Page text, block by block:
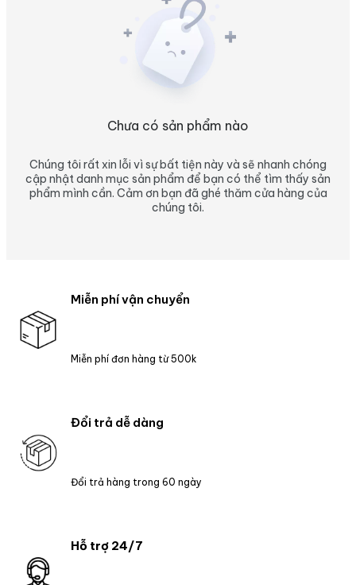
Chưa có sản phẩm nào
Chúng tôi rất xin lỗi vì sự bất tiện này và sẽ nhanh chóng
cập nhật danh mục sản phẩm để bạn có thể tìm thấy sản
phẩm mình cần. Cảm ơn bạn đã ghé thăm cửa hàng của
chúng tôi.
Đổi trả dễ dàng
Đổi trả hàng trong 60 ngày
Hỗ trợ 24/7
Miễn phí vận chuyển
Miễn phí đơn hàng từ 500k